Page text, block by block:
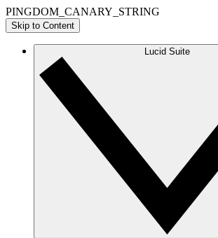
PINGDOM_CANARY_STRING
Skip to Content
Lucid Suite